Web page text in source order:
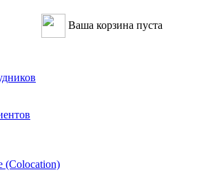
Ваша корзина пуста
(Colocation)